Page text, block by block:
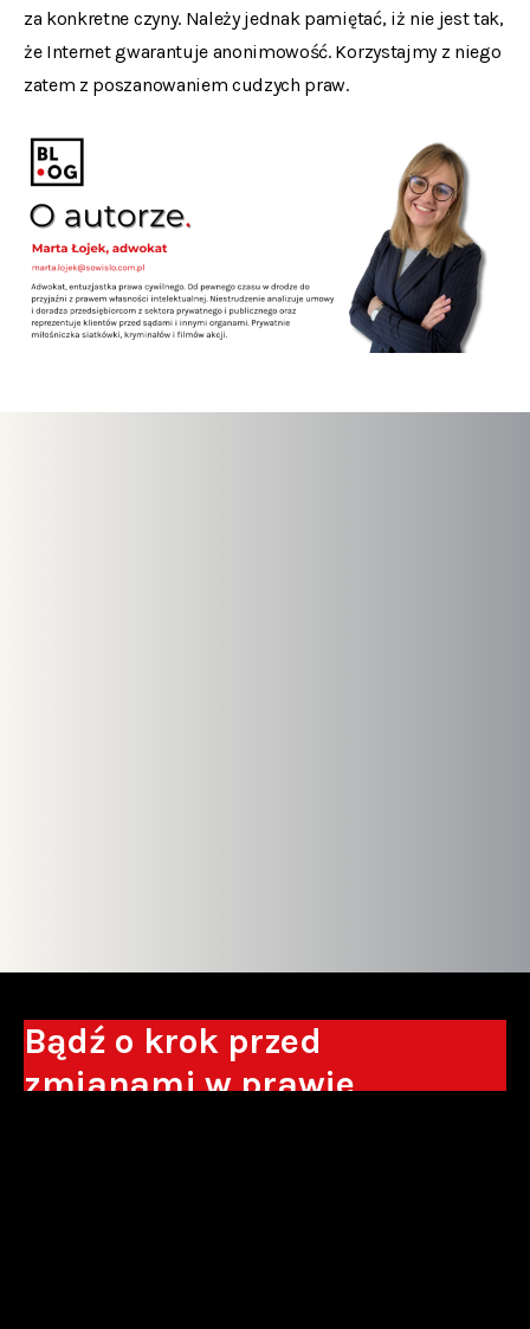
za konkretne czyny. Należy jednak pamiętać, iż nie jest tak,
że Internet gwarantuje anonimowość. Korzystajmy z niego
zatem z poszanowaniem cudzych praw.
Bądź o krok przed
zmianami w prawie